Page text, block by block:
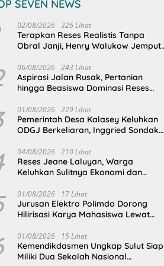
SEVEN NEWS
02/08/2026 326 Lihat
Terapkan Reses Realistis Tanpa
Obral Janji, Henry Walukow Jemput
Desa
06/08/2026 243 Lihat
Aspirasi Jalan Rusak, Pertanian
hingga Beasiswa Dominasi Reses
01/08/2026 229 Lihat
Pemerintah Desa Kalasey Keluhkan
ODGJ Berkeliaran, Inggried Sondakh
04/08/2026 210 Lihat
Reses Jeane Laluyan, Warga
Keluhkan Sulitnya Ekonomi dan
01/08/2026 17 Lihat
Jurusan Elektro Polimdo Dorong
Hilirisasi Karya Mahasiswa Lewat
01/08/2026 15 Lihat
Kemendikdasmen Ungkap Sulut Siap
Miliki Dua Sekolah Nasional